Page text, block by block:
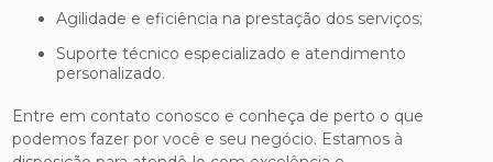
Agilidade e eficiência na prestação dos serviços;
Suporte técnico especializado e atendimento
personalizado.
Entre em contato conosco e conheça de perto o que
podemos fazer por você e seu negócio. Estamos à